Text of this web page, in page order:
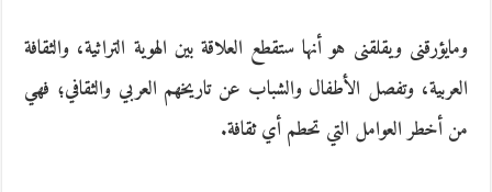
ومايؤرقنى ويقلقنى هو أنها ستقطع العلاقة بين الهوية التراثية، والثقافة
العربية، وتفصل الأطفال والشباب عن تاريخهم العربي والثقافي؛ فهي
من أخطر العوامل التي تحطم أي ثقافة.